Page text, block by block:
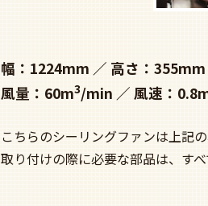
幅：1224mm 高さ：355mm
風量：60m3/min 風速：
こちらのシーリングファンは上記
取り付けの際に必要な部品は、すべ